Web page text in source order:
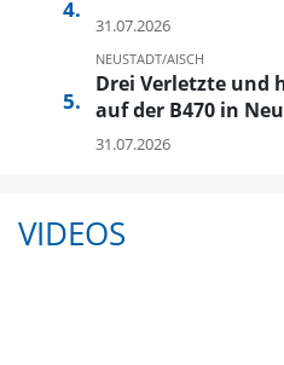
31.07.2026
NEUSTADT/AISCH
Drei Verletzte und
auf der B470 in
31.07.2026
VIDEOS